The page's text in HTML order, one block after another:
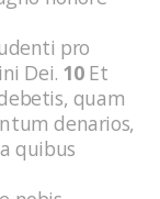
pro
Dei. 10Et
quam
denarios,
quibus